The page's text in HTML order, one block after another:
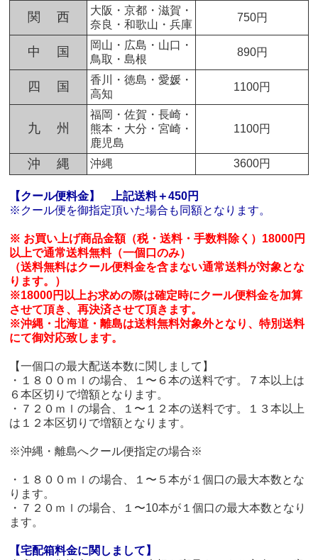
関 西
大阪・京都・滋賀・
奈良・和歌山・兵庫
750円
中 国
岡山・広島・山口・
鳥取・島根
890円
四 国
香川・徳島・愛媛・
高知
1100円
九 州
福岡・佐賀・長崎・
熊本・大分・宮崎・
鹿児島
1100円
沖 縄 沖縄 3600円
【クール便料金】
上記送料＋450円
※クール便を御指定頂いた場合も同額となります。
※ お買い上げ商品金額（税・送料・手数料除く）18000円
以上で通常送料無料（一個口のみ）
（送料無料はクール便料金を含まない通常送料が対象とな
ります。）
※18000円以上お求めの際は確定時にクール便料金を加算
させて頂き、再決済させて頂きます。
※沖縄・北海道・離島は送料無料対象外となり、特別送料
にて御対応致します。
【一個口の最大配送本数に関しまして】
・１８００ｍｌの場合、１〜６本の送料です。７本以上は
６本区切りで増額となります。
・７２０ｍｌの場合、１〜１２本の送料です。１３本以上
は１２本区切りで増額となります。
※沖縄・離島へクール便指定の場合※
・１８００ｍｌの場合、１〜５本が１個口の最大本数とな
ります。
・７２０ｍｌの場合、１〜10本が１個口の最大本数となり
ます。
【宅配箱料金に関しまして】